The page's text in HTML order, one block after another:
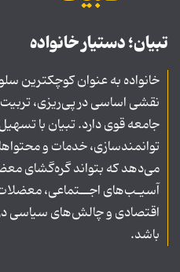
تبیان؛ دستیار خانواده
خانواده به عنوان کوچکترین
نقشی اساسی در پی‌ریزی،
جامعه قوی دارد. تبیان با
توانمندسازی، خدمات و
می‌دهد که بتواند گره‌گشای
آسیـب‌های اجــتماعی،
اقتصادی و چالش‌های سیاسی
باشد.